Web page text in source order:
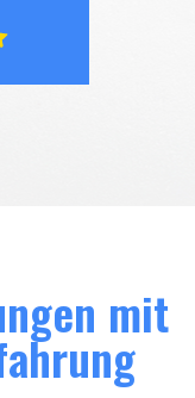
mit